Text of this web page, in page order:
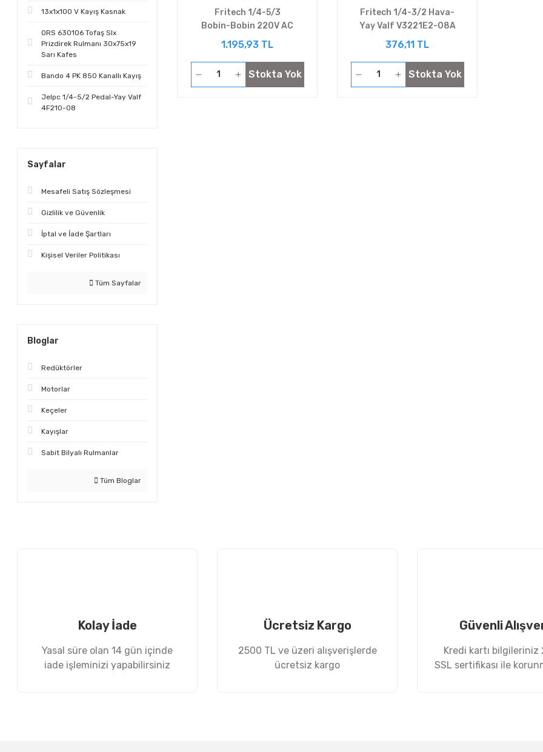
13x1x100 V Kayış Kasnak
ORS 630106 Tofaş Slx
Prizdirek Rulmanı 30x75x19
Sarı Kafes
Bando 4 PK 850 Kanallı Kayış
Jelpc 1/4-5/2 Pedal-Yay Valf
4F210-08
Sayfalar
Mesafeli Satış Sözleşmesi
Gizlilik ve Güvenlik
İptal ve İade Şartları
Kişisel Veriler Politikası
Tüm Sayfalar
Bloglar
Redüktörler
Motorlar
Keçeler
Kayışlar
Sabit Bilyalı Rulmanlar
Tüm Bloglar
Fritech 1/4-5/3
Bobin-Bobin 220V AC
V5322E4-08C
1.195,93 TL
Stokta Yok
Fritech 1/4-3/2 Hava-
Yay Valf V3221E2-08A
376,11 TL
Stokta Yok
Kolay İade
Yasal süre olan 14 gün içinde
iade işleminizi yapabilirsiniz
Ücretsiz Kargo
2500 TL ve üzeri alışverişlerde
ücretsiz kargo
Güvenli
Kredi kartı bilgileriniz
SSL sertifikası ile